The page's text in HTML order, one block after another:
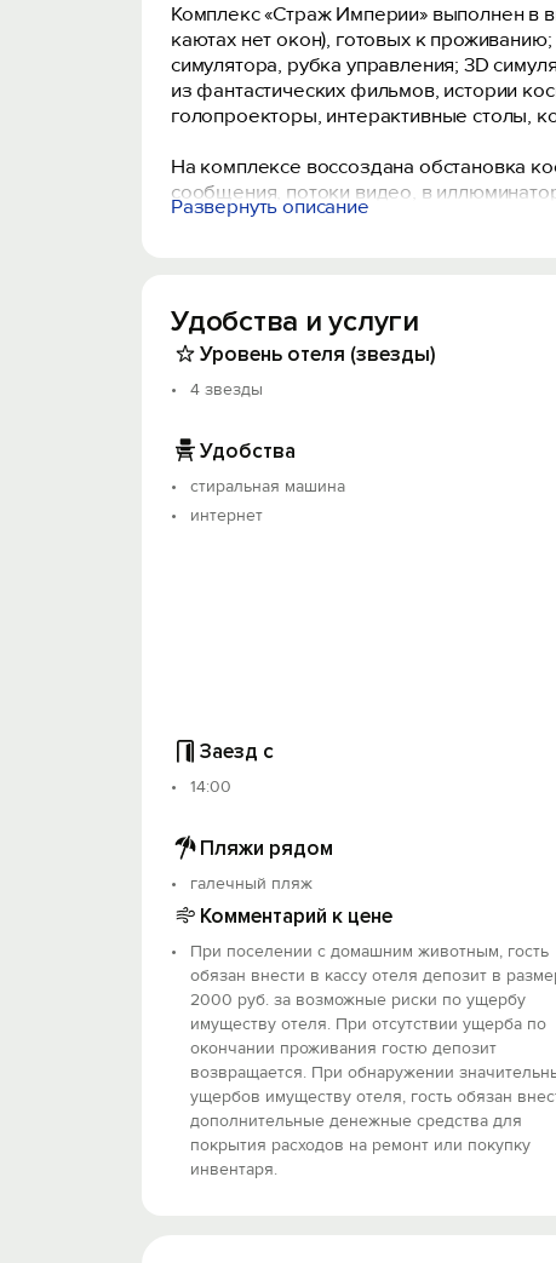
Комплекс «Страж Империи» выполнен в
каютах нет окон), готовых к
симулятора, рубка управления; 3D
из фантастических фильмов, истории
голопроекторы, интерактивные столы,
На комплексе воссоздана обстановка
сообщения, потоки видео, в
Развернуть описание
Удобства и услуги
Уровень отеля (звезды)
4 звезды
Удобства
стиральная машина
интернет
Заезд с
14:00
Пляжи рядом
галечный пляж
Комментарий к цене
При поселении с домашним животным, гость
обязан внести в кассу отеля депозит в
2000 руб. за возможные риски по ущербу
имуществу отеля. При отсутствии ущерба по
окончании проживания гостю депозит
возвращается. При обнаружении
ущербов имуществу отеля, гость обязан
дополнительные денежные средства для
покрытия расходов на ремонт или покупку
инвентаря.